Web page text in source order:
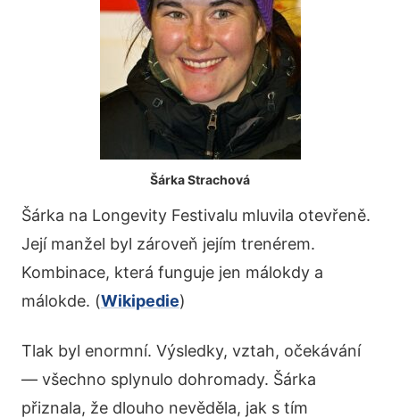
Šárka Strachová
Šárka na Longevity Festivalu mluvila otevřeně.
Její manžel byl zároveň jejím trenérem.
Kombinace, která funguje jen málokdy a
málokde. (Wikipedie)
Tlak byl enormní. Výsledky, vztah, očekávání
— všechno splynulo dohromady. Šárka
přiznala, že dlouho nevěděla, jak s tím